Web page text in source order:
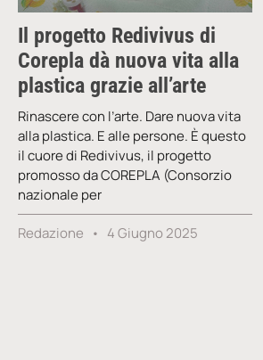
Il progetto Redivivus di
Corepla dà nuova vita alla
plastica grazie all’arte
Rinascere con l’arte. Dare nuova vita
alla plastica. E alle persone. È questo
il cuore di Redivivus, il progetto
promosso da COREPLA (Consorzio
nazionale per
Redazione 4 Giugno 2025